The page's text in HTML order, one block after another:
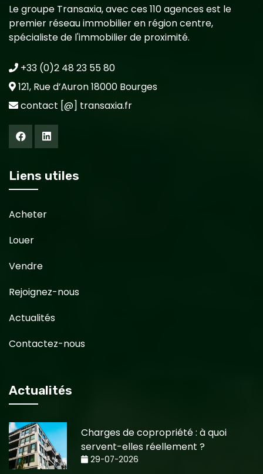
Le groupe Transaxia, avec ces 110 agences est le
premier réseau immobilier en région centre,
spécialiste de l'immobilier de proximité.
+33 (0)2 48 23 55 80
121, Rue d’Auron 18000 Bourges
contact [@] transaxia.fr
Liens utiles
Acheter
Louer
Vendre
Rejoignez-nous
Actualités
Contactez-nous
Actualités
Charges de copropriété : à quoi
servent-elles réellement ?
29-07-2026